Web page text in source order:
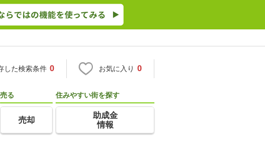
した検索条件 0 お気に入り 0
売る
売却
住みやすい街を探す
助成金
情報